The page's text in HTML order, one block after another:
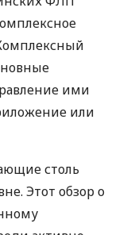
ими
или
столь
Этот обзор о